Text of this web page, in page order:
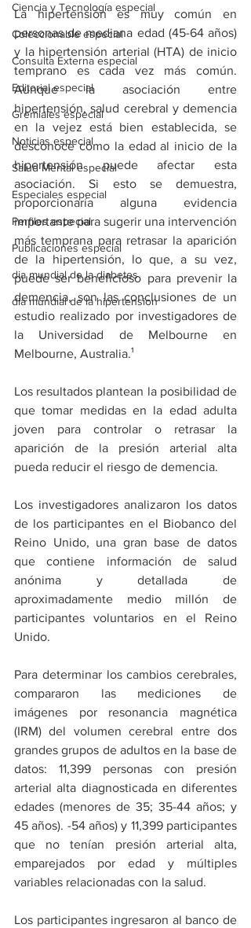
Ciencia y Tecnología especial
Coleccionable especial
Consulta Externa especial
Editorial especial
Gremiales especial
Noticias especial
Salud Mental especial
Especiales especial
Perfiles especial
Publicaciones especial
dia mundial de la diabetes
dia mundial de la hipertension
La hipertensión es muy común en
personas de mediana edad (45-64 años)
y la hipertensión arterial (HTA) de inicio
temprano es cada vez más común.
Aunque la asociación entre
hipertensión, salud cerebral y demencia
en la vejez está bien establecida, se
desconoce cómo la edad al inicio de la
hipertensión puede afectar esta
asociación. Si esto se demuestra,
proporcionaría alguna evidencia
importante para sugerir una intervención
más temprana para retrasar la aparición
de la hipertensión, lo que, a su vez,
puede ser beneficioso para prevenir la
demencia, son las conclusiones de un
estudio realizado por investigadores de
la Universidad de Melbourne en
Melbourne, Australia.¹
Los resultados plantean la posibilidad de
que tomar medidas en la edad adulta
joven para controlar o retrasar la
aparición de la presión arterial alta
pueda reducir el riesgo de demencia.
Los investigadores analizaron los datos
de los participantes en el Biobanco del
Reino Unido, una gran base de datos
que contiene información de salud
anónima y detallada de
aproximadamente medio millón de
participantes voluntarios en el Reino
Unido.
Para determinar los cambios cerebrales,
compararon las mediciones de
imágenes por resonancia magnética
(IRM) del volumen cerebral entre dos
grandes grupos de adultos en la base de
datos: 11,399 personas con presión
arterial alta diagnosticada en diferentes
edades (menores de 35; 35-44 años; y
45 años). -54 años) y 11,399 participantes
que no tenían presión arterial alta,
emparejados por edad y múltiples
variables relacionadas con la salud.
Los participantes ingresaron al banco de